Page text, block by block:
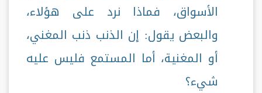
الأسواق، فماذا نرد على هؤلاء،
والبعض يقول: إن الذنب ذنب المغني،
أو المغنية، أما المستمع فليس عليه
شيء؟